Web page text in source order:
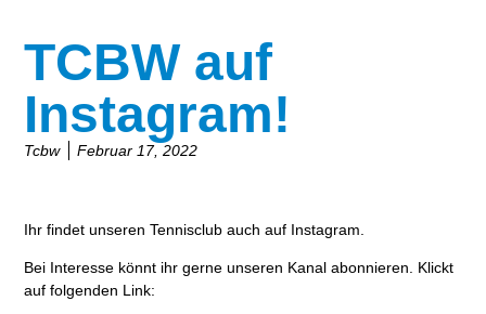
TCBW auf
Instagram!
Tcbw Februar 17, 2022
Ihr findet unseren Tennisclub auch auf Instagram.
Bei Interesse könnt ihr gerne unseren Kanal abonnieren. Klickt
auf folgenden Link: